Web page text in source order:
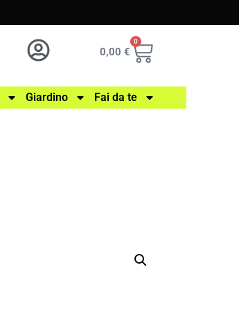
0,00 €
0
Giardino Fai da te